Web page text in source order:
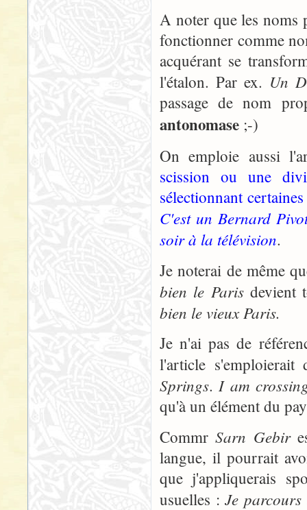
A noter que les noms
fonctionner comme
acquérant se
l'étalon. Par ex. Un
passage de nom
antonomase ;-)
On emploie aussi
scission ou une
sélectionnant
C'est un Bernard
soir à la télévision.
Je noterai de même
bien le Parisdevient
bien le vieux Paris.
Je n'ai pas de
l'article
Springs.I am
qu'à un élément du
CommrSarn Gebir
langue, il pourrait
que j'appliquerais
usuelles :Je